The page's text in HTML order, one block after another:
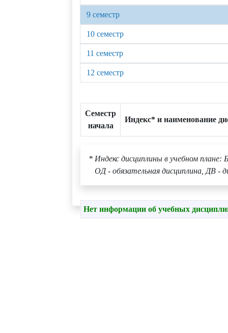
9 семестр
10 семестр
11 семестр
12 семестр
Семестр
начала
Индекс* и наименование
* Индекс дисциплины в учебном плане:
ОД - обязательная дисциплина, ДВ -
Нет информации об учебных